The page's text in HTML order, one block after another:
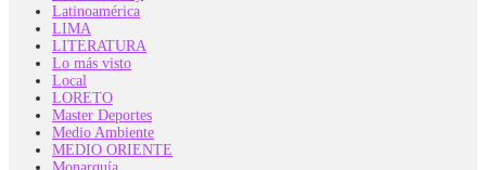
Latinoamérica
LIMA
LITERATURA
Lo más visto
Local
LORETO
Master Deportes
Medio Ambiente
MEDIO ORIENTE